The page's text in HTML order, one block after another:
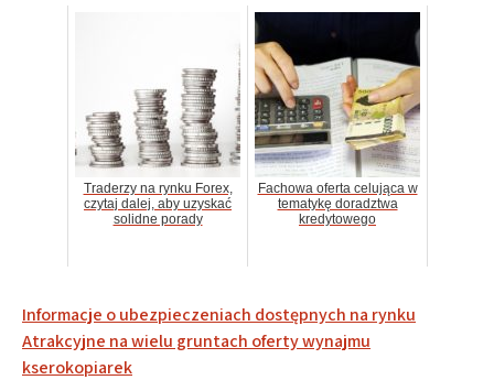
Traderzy na rynku Forex,
czytaj dalej, aby uzyskać
solidne porady
Fachowa oferta celująca w
tematykę doradztwa
kredytowego
Nawigacja
wpisu
Informacje o ubezpieczeniach dostępnych na rynku
Atrakcyjne na wielu gruntach oferty wynajmu
kserokopiarek